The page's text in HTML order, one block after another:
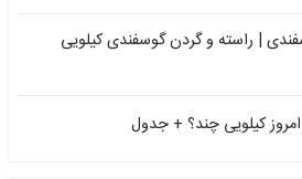
| راسته و گردن گوسفندی کیلویی
کیلویی چند؟ + جدول